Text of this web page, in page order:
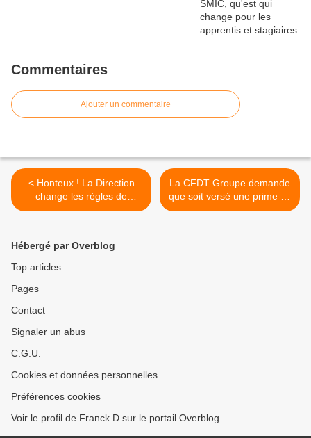
Commentaires
Ajouter un commentaire
< Honteux ! La Direction
change les règles de
paiement annoncées en
La CFDT Groupe demande
que soit versé une prime de
partage >
Hébergé par Overblog
Top articles
Pages
Contact
Signaler un abus
C.G.U.
Cookies et données personnelles
Préférences cookies
Voir le profil de Franck D sur le portail Overblog